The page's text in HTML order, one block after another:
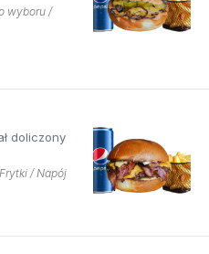
wyboru /
doliczony
/ Napój